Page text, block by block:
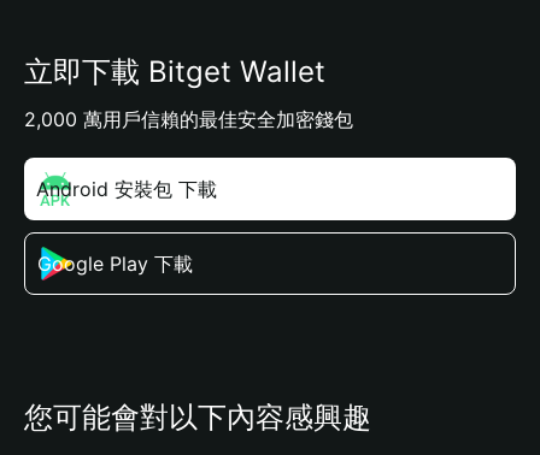
立即下載 Bitget Wallet
2,000 萬用戶信賴的最佳安全加密錢包
Android 安裝包 下載
Google Play 下載
您可能會對以下內容感興趣